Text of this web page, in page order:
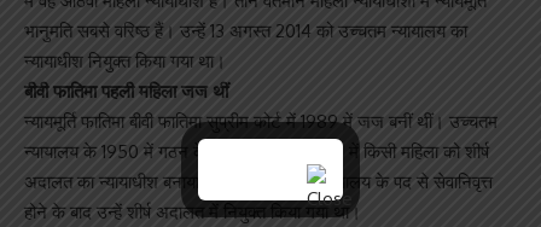
भानुमति सबसे वरिष्ठ हैं। उन्हें 13 अगस्त 2014 को उच्चतम न्यायालय का
न्यायाधीश नियुक्त किया गया था।
बीवी फातिमा पहली महिला जज थीं
न्यायमूर्ति फातिमा बीवी फातिमा सुप्रीम कोर्ट में 1989 में जज बनीं थीं। उच्चतम
न्यायालय के 1950 में गठन के 39 वर्षों के बाद 1989 में किसी महिला को शीर्ष
अदालत का न्यायाधीश बनाया गया। केरल उच्च न्यायालय के पद से सेवानिवृत्त
होने के बाद उन्हें शीर्ष अदालत में नियुक्त किया गया था।